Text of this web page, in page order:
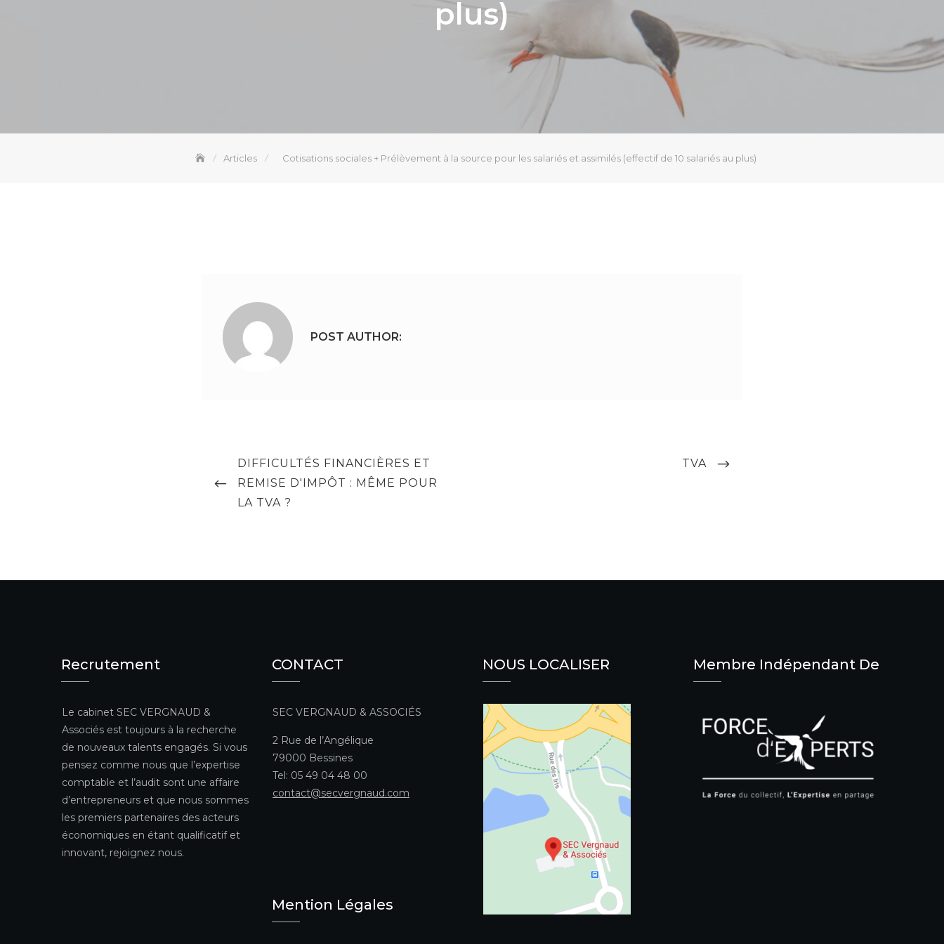
plus)
Articles Cotisations sociales + Prélèvement à la source pour les salariés et assimilés (effectif de 10 salariés au plus)
POST AUTHOR:
Navigation
de
l’article
PREVIOUS
POST
DIFFICULTÉS FINANCIÈRES ET
REMISE D'IMPÔT : MÊME POUR
LA TVA ?
NEXT
TVA
Recrutement
Le cabinet SEC VERGNAUD &
Associés est toujours à la recherche
de nouveaux talents engagés. Si vous
pensez comme nous que l’expertise
comptable et l’audit sont une affaire
d’entrepreneurs et que nous sommes
les premiers partenaires des acteurs
économiques en étant qualificatif et
innovant, rejoignez nous.
CONTACT
SEC VERGNAUD & ASSOCIÉS
2 Rue de l’Angélique
79000 Bessines
Tel: 05 49 04 48 00
contact@secvergnaud.com
Mention Légales
NOUS LOCALISER Membre Indépendant De